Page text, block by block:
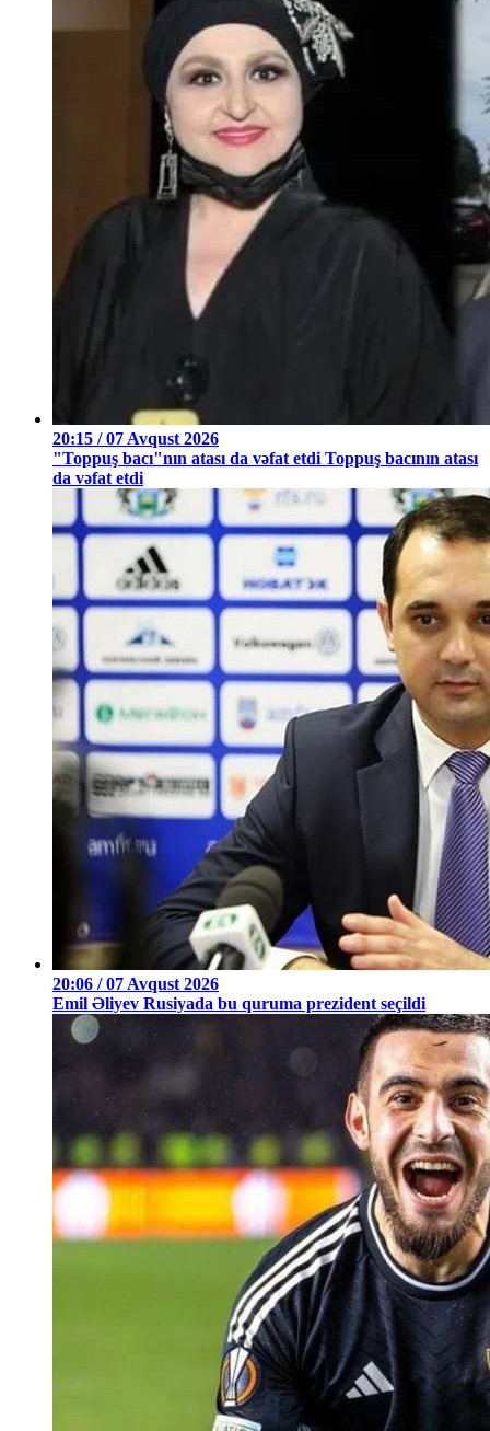
20:15 / 07 Avqust 2026
"Toppuş bacı"nın atası da vəfat etdi Toppuş bacının atası
da vəfat etdi
20:06 / 07 Avqust 2026
Emil Əliyev Rusiyada bu quruma prezident seçildi